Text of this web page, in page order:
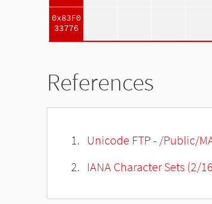
0x83F0
33776
References
Unicode FTP - /Public/
IANA Character Sets (2/